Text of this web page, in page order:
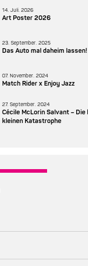
14. Juli. 2026
Art Poster 2026
23. September. 2025
Das Auto mal daheim lassen!
07. November. 2024
Match Rider x Enjoy Jazz
27. September. 2024
Cécile McLorin Salvant –
kleinen Katastrophe